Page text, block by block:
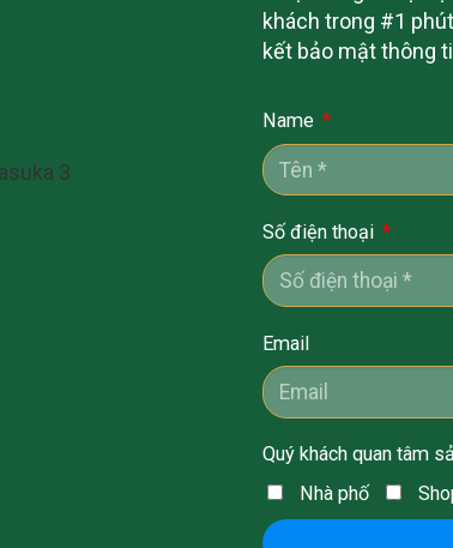
khách trong #1
kết bảo mật thông
Name
Số điện thoại
Email
Quý khách quan tâm
Nhà phố